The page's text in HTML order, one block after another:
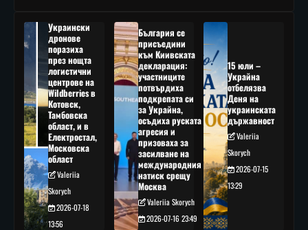
Украински
дронове
поразиха
през нощта
логистични
центрове на
Wildberries в
Котовск,
Тамбовска
област, и в
Електростал,
Московска
област
Valeriia
Skorych
2026-07-18
13:56
България се
присъедини
към Киивската
декларация:
участниците
потвърдиха
подкрепата си
за Украйна,
осъдиха руската
агресия и
призоваха за
засилване на
международния
натиск срещу
Москва
Valeriia Skorych
2026-07-16 23:49
15 юли –
Украйна
отбелязва
Деня на
украинската
държавност
Valeriia
Skorych
2026-07-15
13:29